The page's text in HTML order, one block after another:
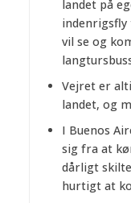
landet på
indenrigsfly
vil se og
Vejret er
landet, og
I Buenos
sig fra at
dårligt
hurtigt at